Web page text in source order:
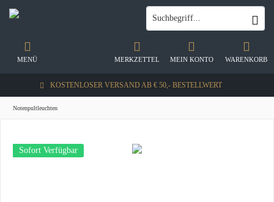
KOSTENLOSER VERSAND AB € 50,- BESTELLWERT
WARENKORB
MERKZETTEL MEIN KONTO
MENÜ
Notenpultleuchten
Sofort Verfügbar